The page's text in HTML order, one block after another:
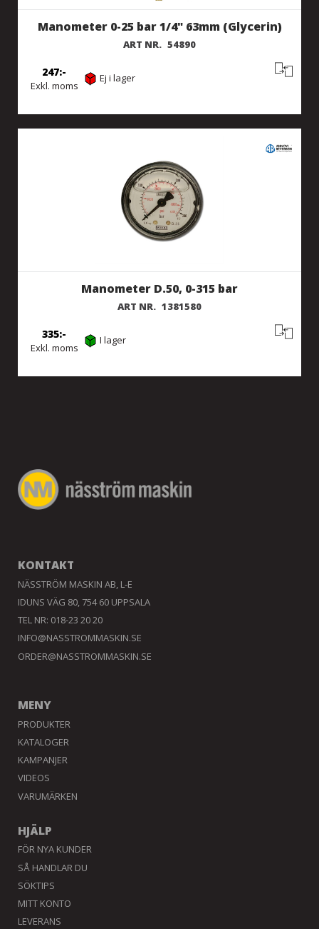
Manometer 0-25 bar 1/4" 63mm (Glycerin)
ART NR. 54890
Exkl. moms
247 Ej i lager
Manometer D.50, 0-315 bar
ART NR. 1381580
Exkl. moms
335 I lager
KONTAKT
NÄSSTRÖM MASKIN AB, L-E
IDUNS VÄG 80, 754 60 UPPSALA
TEL NR: 018-23 20 20
INFO@NASSTROMMASKIN.SE
ORDER@NASSTROMMASKIN.SE
MENY
PRODUKTER
KATALOGER
KAMPANJER
VIDEOS
VARUMÄRKEN
HJÄLP
FÖR NYA KUNDER
SÅ HANDLAR DU
SÖKTIPS
MITT KONTO
LEVERANS